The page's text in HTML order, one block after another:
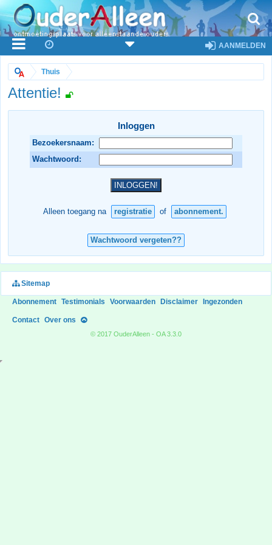
AANMELDEN
Thuis
Attentie!
Inloggen
Bezoekersnaam:
Wachtwoord:
Alleen toegang na registratie of abonnement.
Wachtwoord vergeten??
Sitemap
Abonnement Testimonials Voorwaarden Disclaimer Ingezonden
Contact Over ons
© 2017 OuderAlleen - OA 3.3.0